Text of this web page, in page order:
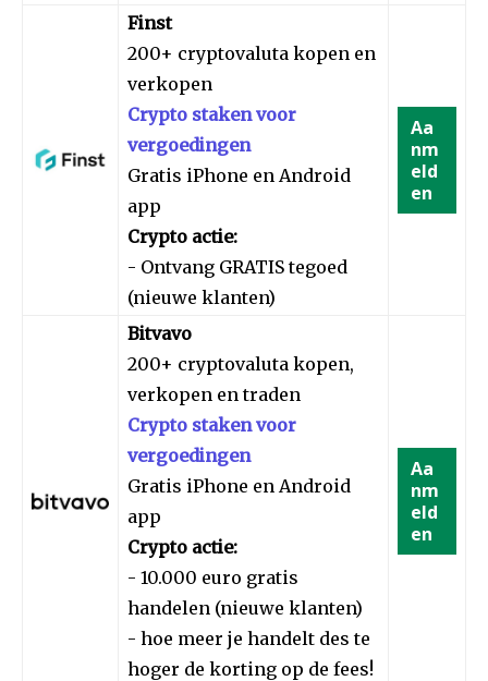
Finst
200+ cryptovaluta kopen en
verkopen
Crypto staken voor
vergoedingen
Gratis iPhone en Android
app
Crypto actie:
- Ontvang GRATIS tegoed
(nieuwe klanten)
Aa
nm
eld
en
Bitvavo
200+ cryptovaluta kopen,
verkopen en traden
Crypto staken voor
vergoedingen
Gratis iPhone en Android
app
Crypto actie:
- 10.000 euro gratis
handelen (nieuwe klanten)
- hoe meer je handelt des te
hoger de korting op de fees!
Aa
nm
eld
en